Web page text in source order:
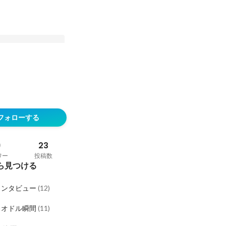
ォローする
ー
23
投稿数
見つける
タビュー (12)
ドル瞬間 (11)